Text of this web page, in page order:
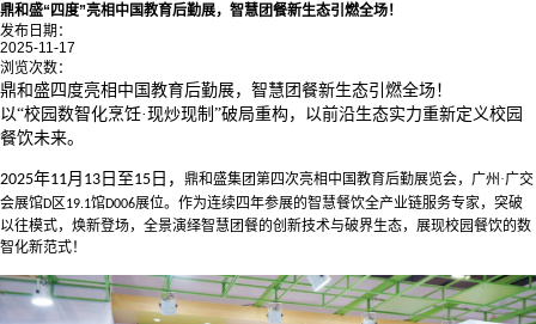
鼎和盛“四度”亮相中国教育后勤展，智慧团餐新生态引燃全场！
发布日期：
2025-11-17
浏览次数：
鼎和盛四度亮相中国教育后勤展，智慧团餐新生态引燃全场！
以“校园数智化烹饪·现炒现制”破局重构，以前沿生态实力重新定义校园
餐饮未来。
2025年11月 13 日至15日， 鼎和盛集团第四次亮相中国教育后勤展览会， 广州·广交
会展馆D 区 19.1馆D006展位。 作为连续四年参展的智慧餐饮全产业链服务专家， 突破
以往模式，焕新登场， 全景演绎智慧团餐的创新技术与破界生态， 展现校园餐饮的数
智化新范式！